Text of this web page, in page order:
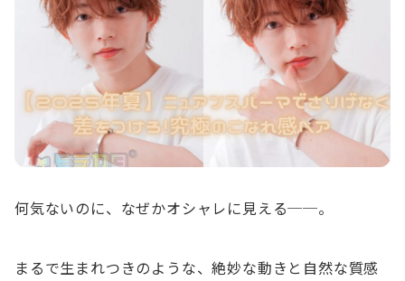
何気ないのに、なぜかオシャレに見える──。
まるで生まれつきのような、絶妙な動きと自然な質感